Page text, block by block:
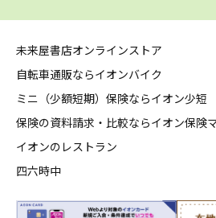
未来屋書店オンラインストア
自転車通販ならイオンバイク
ミニ（少額短期）保険ならイオン少短
保険の資料請求・比較ならイオン保険
イオンのレストラン
四六時中